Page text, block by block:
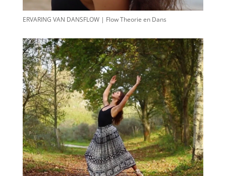
ERVARING VAN DANSFLOW | Flow Theorie en Dans